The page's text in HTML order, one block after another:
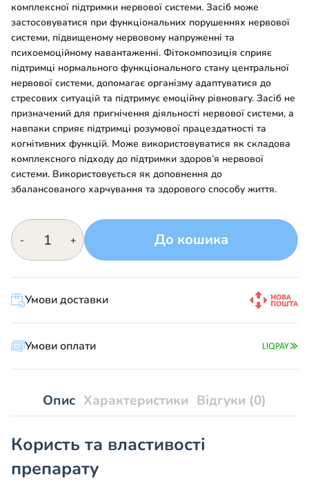
комплексної підтримки нервової системи. Засіб може
застосовуватися при функціональних порушеннях нервової
системи, підвищеному нервовому напруженні та
психоемоційному навантаженні. Фітокомпозиція сприяє
підтримці нормального функціонального стану центральної
нервової системи, допомагає організму адаптуватися до
стресових ситуацій та підтримує емоційну рівновагу. Засіб не
призначений для пригнічення діяльності нервової системи, а
навпаки сприяє підтримці розумової працездатності та
когнітивних функцій. Може використовуватися як складова
комплексного підходу до підтримки здоров’я нервової
системи. Використовується як доповнення до
збалансованого харчування та здорового способу життя.
-
Ангелік
кількість
+ До кошика
Умови доставки
Умови оплати
Опис Характеристики Відгуки (0)
Користь та властивості
препарату